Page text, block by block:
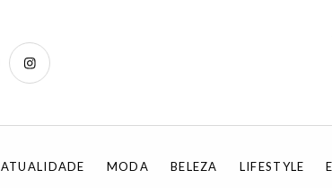
ATUALIDADE MODA BELEZA LIFESTYLE